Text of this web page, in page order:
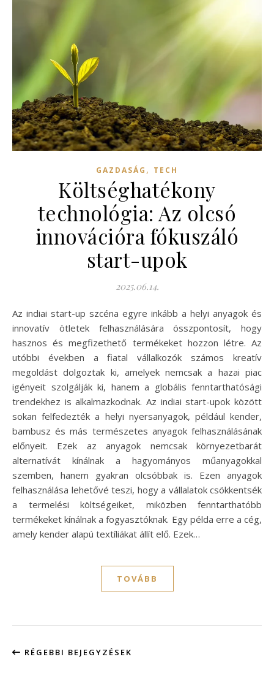
GAZDASÁG , TECH
Költséghatékony
technológia: Az olcsó
innovációra fókuszáló
start-upok
2025.06.14.
Az indiai start-up szcéna egyre inkább a helyi anyagok és
innovatív ötletek felhasználására összpontosít, hogy
hasznos és megfizethető termékeket hozzon létre. Az
utóbbi években a fiatal vállalkozók számos kreatív
megoldást dolgoztak ki, amelyek nemcsak a hazai piac
igényeit szolgálják ki, hanem a globális fenntarthatósági
trendekhez is alkalmazkodnak. Az indiai start-upok között
sokan felfedezték a helyi nyersanyagok, például kender,
bambusz és más természetes anyagok felhasználásának
előnyeit. Ezek az anyagok nemcsak környezetbarát
alternatívát kínálnak a hagyományos műanyagokkal
szemben, hanem gyakran olcsóbbak is. Ezen anyagok
felhasználása lehetővé teszi, hogy a vállalatok csökkentsék
a termelési költségeiket, miközben fenntarthatóbb
termékeket kínálnak a fogyasztóknak. Egy példa erre a cég,
amely kender alapú textíliákat állít elő. Ezek…
TOVÁBB
RÉGEBBI BEJEGYZÉSEK